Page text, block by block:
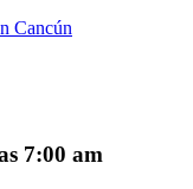
Cancún
7:00 am